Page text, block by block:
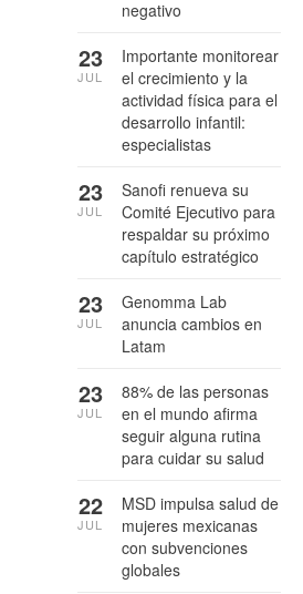
negativo
Importante monitorear
el crecimiento y la
actividad física para el
desarrollo infantil:
especialistas
23
JUL
Sanofi renueva su
Comité Ejecutivo para
respaldar su próximo
capítulo estratégico
23
JUL
Genomma Lab
anuncia cambios en
Latam
23
JUL
88% de las personas
en el mundo afirma
seguir alguna rutina
para cuidar su salud
23
JUL
MSD impulsa salud de
mujeres mexicanas
con subvenciones
globales
22
JUL